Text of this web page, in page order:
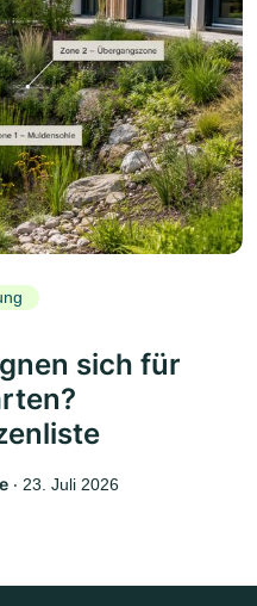
sich für
‧ 23. Juli 2026